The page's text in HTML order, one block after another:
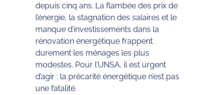
depuis cinq ans. La flambée des prix de
l’énergie, la stagnation des salaires et le
manque d’investissements dans la
rénovation énergétique frappent
durement les ménages les plus
modestes. Pour l’UNSA, il est urgent
d’agir : la précarité énergétique n’est pas
une fatalité.